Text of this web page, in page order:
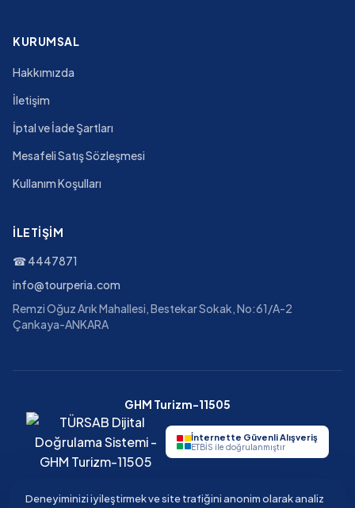
KURUMSAL
Hakkımızda
İletişim
İptal ve İade Şartları
Mesafeli Satış Sözleşmesi
Kullanım Koşulları
İLETIŞIM
☎4447871
info@tourperia.com
Remzi Oğuz Arık Mahallesi, Bestekar Sokak, No:61/A-2
Çankaya-ANKARA
GHM Turizm-11505
İnternette Güvenli Alışveriş
ETBİS ile doğrulanmıştır
Deneyiminizi iyileştirmek ve site trafiğini anonim olarak analiz